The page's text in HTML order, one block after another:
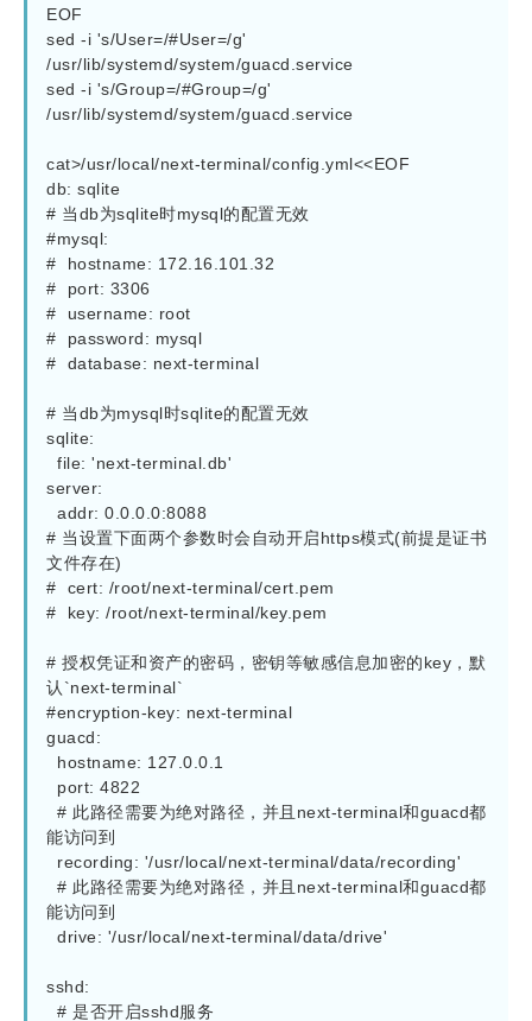
EOF
sed -i 's/User=/#User=/g'
/usr/lib/systemd/system/guacd.service
sed -i 's/Group=/#Group=/g'
/usr/lib/systemd/system/guacd.service
cat>/usr/local/next-terminal/config.yml<<EOF
db: sqlite
# 当db为sqlite时mysql的配置无效
#mysql:
#  hostname: 172.16.101.32
#  port: 3306
#  username: root
#  password: mysql
#  database: next-terminal
# 当db为mysql时sqlite的配置无效
sqlite:
server:
# 当设置下面两个参数时会自动开启https模式(前提是证书
文件存在)
#  cert: /root/next-terminal/cert.pem
#  key: /root/next-terminal/key.pem
# 授权凭证和资产的密码，密钥等敏感信息加密的key，默
认`next-terminal`
#encryption-key: next-terminal
guacd:
能访问到
能访问到
sshd: